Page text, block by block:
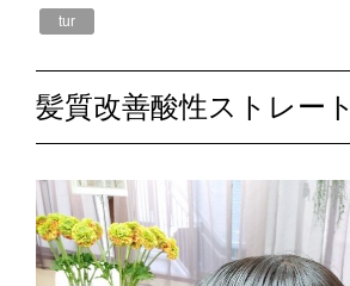
tur
髪質改善酸性ストレート